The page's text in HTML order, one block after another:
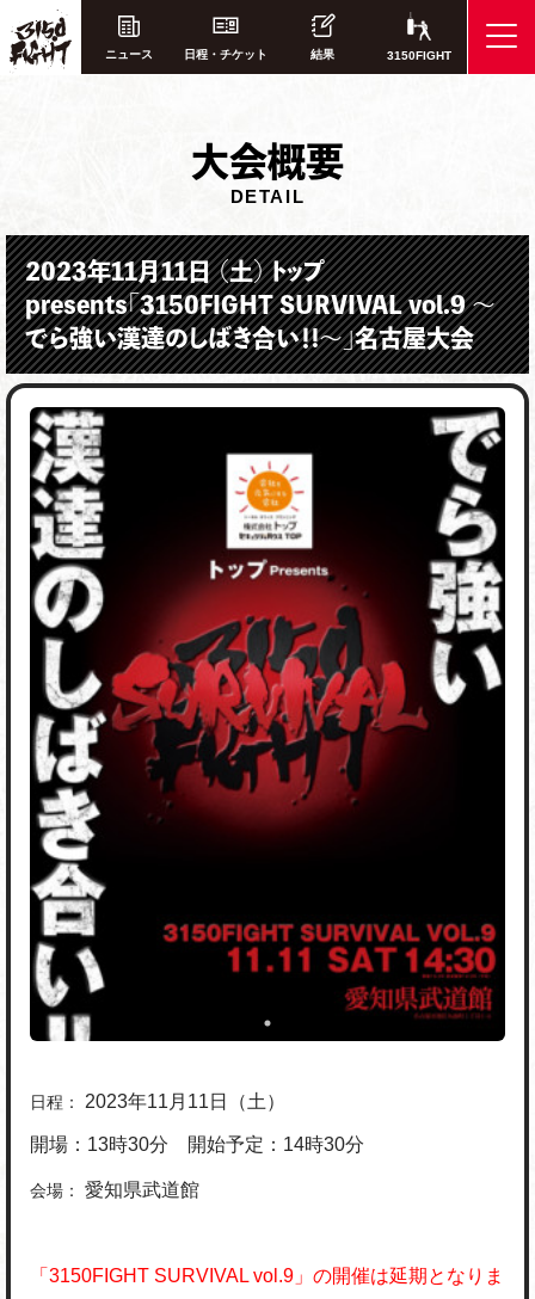
ニュース 日程・チケット 結果 3150FIGHT
大会概要
DETAIL
2023年11月11日 （土） トップ
presents「3150FIGHT SURVIVAL vol.9 ～
でら強い漢達のしばき合い！!～」名古屋大会
日程： 2023年11月11日（土）
開場：13時30分 開始予定：14時30分
会場： 愛知県武道館
「3150FIGHT SURVIVAL vol.9」の開催は延期となりま